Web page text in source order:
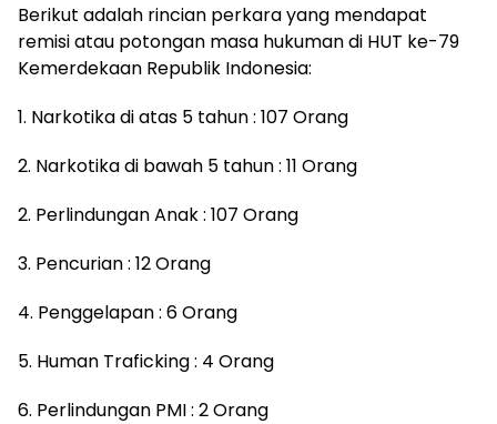
Berikut adalah rincian perkara yang mendapat
remisi atau potongan masa hukuman di HUT ke-79
Kemerdekaan Republik Indonesia:
1. Narkotika di atas 5 tahun : 107 Orang
2. Narkotika di bawah 5 tahun : 11 Orang
2. Perlindungan Anak : 107 Orang
3. Pencurian : 12 Orang
4. Penggelapan : 6 Orang
5. Human Traficking : 4 Orang
6. Perlindungan PMI : 2 Orang